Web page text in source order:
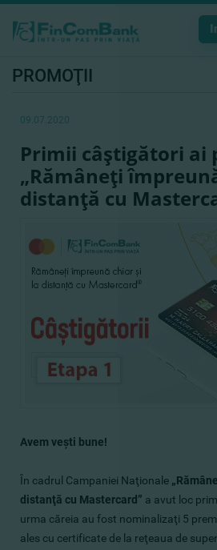
PROMOŢII
09.07.2020
Primii câştigători ai
„Rămâneţi
distanţă cu
Avem veşti bune!
În cadrul Campaniei Naţionale
distanţă cu Mastercard” a avut loc
urma căreia au fost nominalizaţi 5
ales cu certificate de la reţeaua de